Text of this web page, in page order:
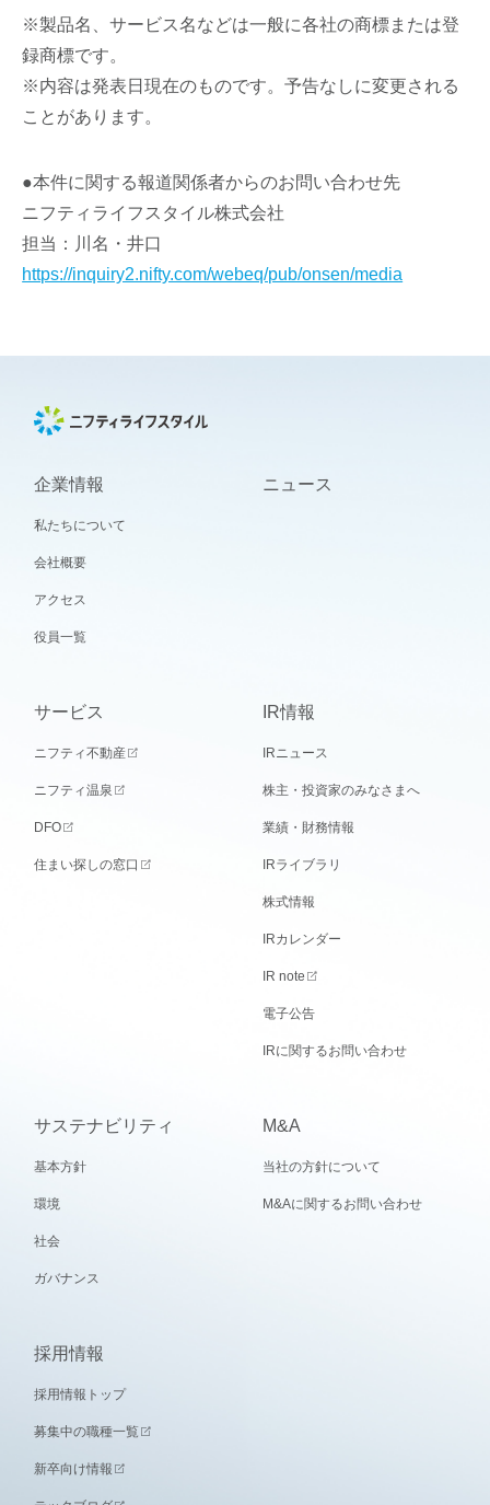
※製品名、サービス名などは一般に各社の商標または登
録商標です。
※内容は発表日現在のものです。予告なしに変更される
ことがあります。
●本件に関する報道関係者からのお問い合わせ先
ニフティライフスタイル株式会社
担当：川名・井口
https://inquiry2.nifty.com/webeq/pub/onsen/media
企業情報
私たちについて
会社概要
アクセス
役員一覧
ニュース
サービス
ニフティ不動産
ニフティ温泉
DFO
住まい探しの窓口
IR情報
IRニュース
株主・投資家のみなさまへ
業績・財務情報
IRライブラリ
株式情報
IRカレンダー
IR note
電子公告
IRに関するお問い合わせ
サステナビリティ
基本方針
環境
社会
ガバナンス
M&A
当社の方針について
M&Aに関するお問い合わせ
採用情報
採用情報トップ
募集中の職種一覧
新卒向け情報